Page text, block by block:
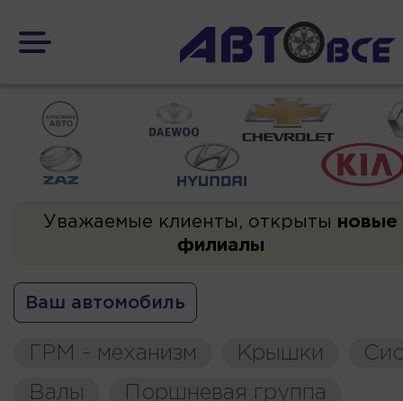
Уважаемые клиенты, открыты новые
филиалы
Ваш автомобиль
ГРМ - механизм Крышки
Валы
Поршневая группа